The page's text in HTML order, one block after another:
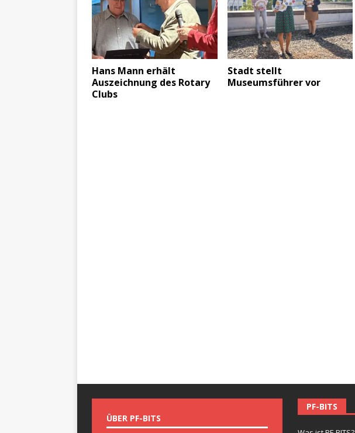
Hans Mann erhält
Auszeichnung des Rotary
Clubs
Stadt stellt
Museumsführer vor
ÜBER PF-BITS
PF-BITS